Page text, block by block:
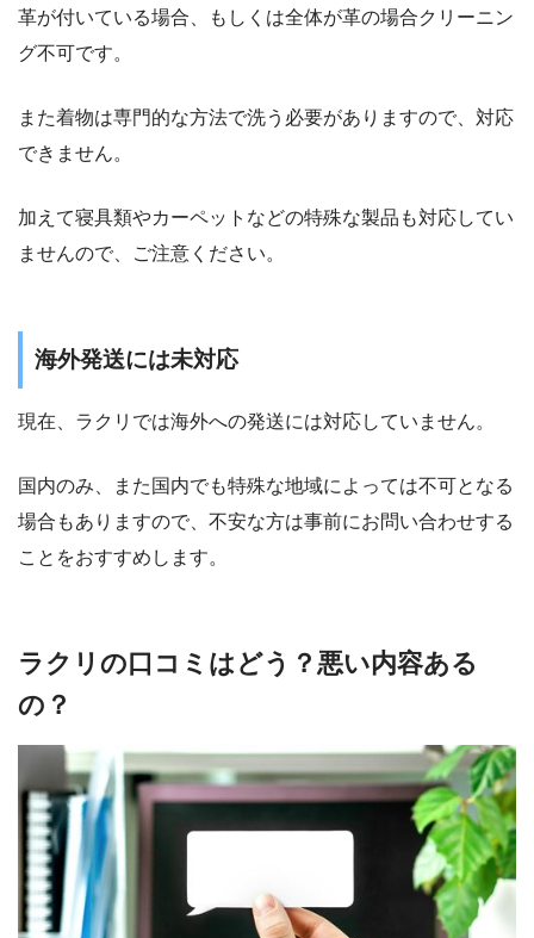
革が付いている場合、もしくは全体が革の場合クリーニン
グ不可です。
また着物は専門的な方法で洗う必要がありますので、対応
できません。
加えて寝具類やカーペットなどの特殊な製品も対応してい
ませんので、ご注意ください。
海外発送には未対応
現在、ラクリでは海外への発送には対応していません。
国内のみ、また国内でも特殊な地域によっては不可となる
場合もありますので、不安な方は事前にお問い合わせする
ことをおすすめします。
ラクリの口コミはどう？悪い内容ある
の？